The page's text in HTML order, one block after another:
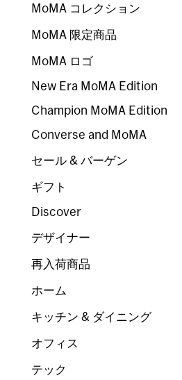
MoMA コレクション
MoMA 限定商品
MoMA ロゴ
New Era MoMA Edition
Champion MoMA Edition
Converse and MoMA
セール & バーゲン
ギフト
Discover
デザイナー
再入荷商品
ホーム
キッチン & ダイニング
オフィス
テック